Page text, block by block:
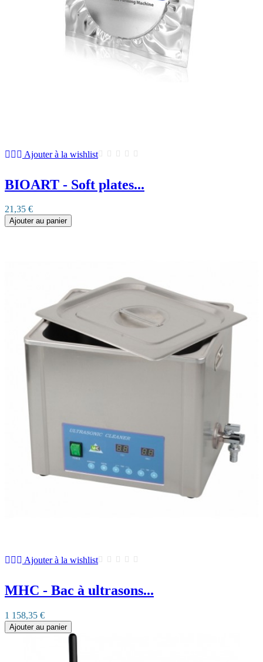
Ajouter à la wishlist
BIOART - Soft plates...
21,35 €
Ajouter au panier
Ajouter à la wishlist
MHC - Bac à ultrasons...
1 158,35 €
Ajouter au panier